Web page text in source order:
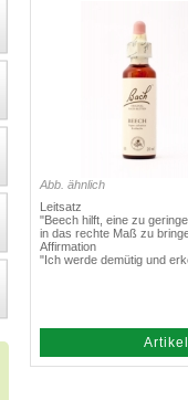
Abb. ähnlich
Leitsatz
"Beech hilft, eine zu
in das rechte Maß zu
Affirmation
"Ich werde demütig und